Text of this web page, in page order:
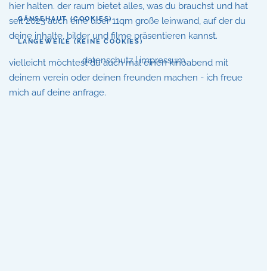
hier halten. der raum bietet alles, was du brauchst und hat
seit 2023 auch eine über 11qm große leinwand, auf der du
deine inhalte, bilder und filme präsentieren kannst.
vielleicht möchtest du auch mal einen kinoabend mit
deinem verein oder deinen freunden machen - ich freue
mich auf deine anfrage.
GÄNSEHAUT (COOKIES)
LANGEWEILE (KEINE COOKIES)
datenschutz|impressum